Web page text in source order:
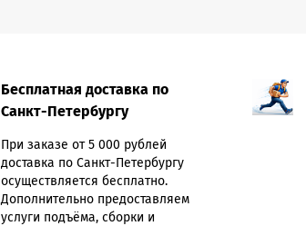
Бесплатная доставка по
Санкт-Петербургу
При заказе от 5 000 рублей
доставка по Санкт-Петербургу
осуществляется бесплатно.
Дополнительно предоставляем
услуги подъёма, сборки и